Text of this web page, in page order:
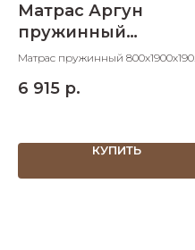
Матрас Аргун
пружинный
800х1900х190
Матрас пружинный 800х1900х190
6 915 р.
КУПИТЬ